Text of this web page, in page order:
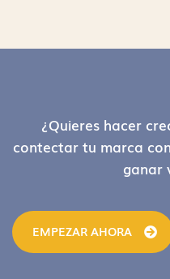
Footer¿Quieres hacer
contectar tu marca
ganar
EMPEZAR AHORA